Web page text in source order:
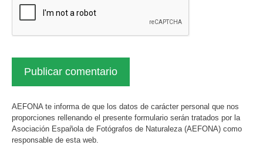
AEFONA te informa de que los datos de carácter personal que nos
proporciones rellenando el presente formulario serán tratados por la
Asociación Española de Fotógrafos de Naturaleza (AEFONA) como
responsable de esta web.